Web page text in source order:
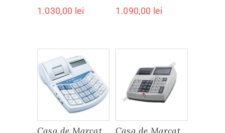
1.030,00 lei 1.090,00 lei